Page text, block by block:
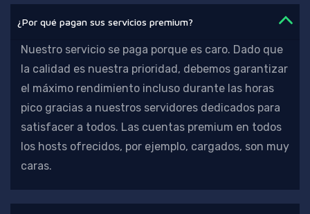
¿Por qué pagan sus servicios premium?
Nuestro servicio se paga porque es caro. Dado que
la calidad es nuestra prioridad, debemos garantizar
el máximo rendimiento incluso durante las horas
pico gracias a nuestros servidores dedicados para
satisfacer a todos. Las cuentas premium en todos
los hosts ofrecidos, por ejemplo, cargados, son muy
caras.